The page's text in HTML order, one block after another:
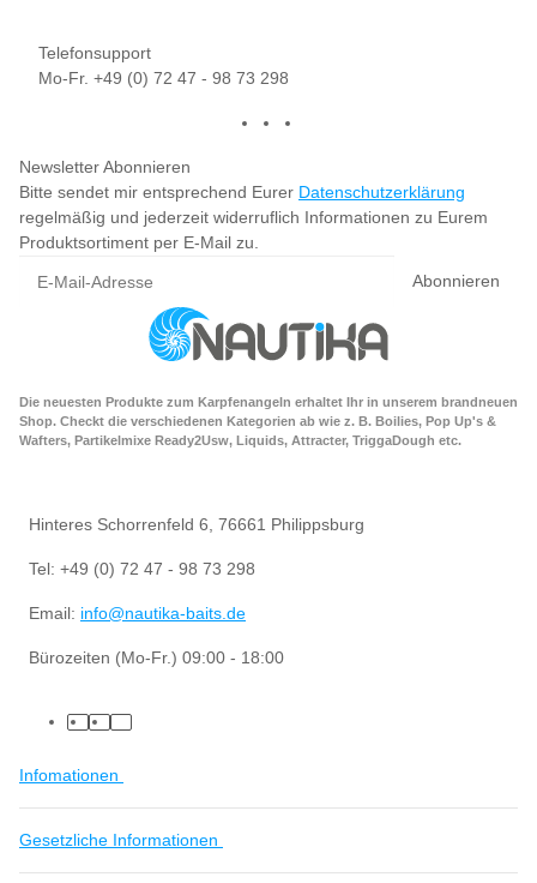
Telefonsupport
Mo-Fr. +49 (0) 72 47 - 98 73 298
Newsletter Abonnieren
Bitte sendet mir entsprechend Eurer Datenschutzerklärung
regelmäßig und jederzeit widerruflich Informationen zu Eurem
Produktsortiment per E-Mail zu.
Abonnieren
Die neuesten Produkte zum Karpfenangeln erhaltet Ihr in unserem brandneuen
Shop. Checkt die verschiedenen Kategorien ab wie z. B. Boilies, Pop Up's &
Wafters, Partikelmixe Ready2Usw, Liquids, Attracter, TriggaDough etc.
Hinteres Schorrenfeld 6, 76661 Philippsburg
Tel: +49 (0) 72 47 - 98 73 298
Email: info@nautika-baits.de
Bürozeiten (Mo-Fr.) 09:00 - 18:00
Infomationen
Gesetzliche Informationen